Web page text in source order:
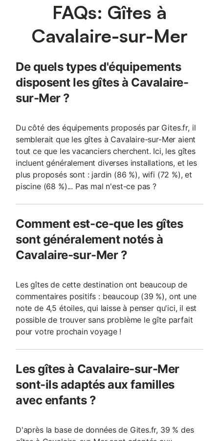
FAQs: Gîtes à
Cavalaire-sur-Mer
De quels types d'équipements
disposent les gîtes à Cavalaire-
sur-Mer ?
Du côté des équipements proposés par Gites.fr, il
semblerait que les gîtes à Cavalaire-sur-Mer aient
tout ce que les vacanciers cherchent. Ici, les gîtes
incluent généralement diverses installations, et les
plus proposés sont : jardin (86 %), wifi (72 %), et
piscine (68 %)... Pas mal n'est-ce pas ?
Comment est-ce-que les gîtes
sont généralement notés à
Cavalaire-sur-Mer ?
Les gîtes de cette destination ont beaucoup de
commentaires positifs : beaucoup (39 %), ont une
note de 4,5 étoiles, qui laisse à penser qu'ici, il est
possible de trouver sans problème le gîte parfait
pour votre prochain voyage !
Les gîtes à Cavalaire-sur-Mer
sont-ils adaptés aux familles
avec enfants ?
D'après la base de données de Gites.fr, 39 % des